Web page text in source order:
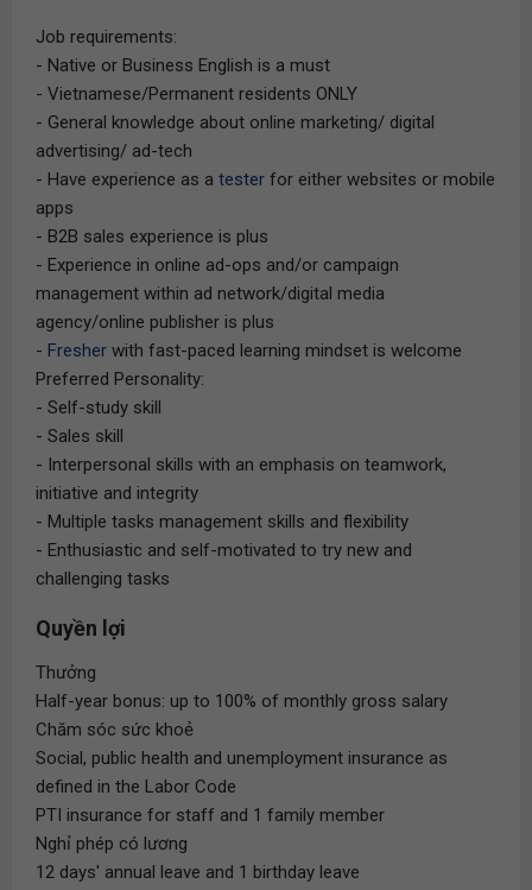
Job requirements:
- Native or Business English is a must
- Vietnamese/Permanent residents ONLY
- General knowledge about online marketing/ digital
advertising/ ad-tech
- Have experience as a tester for either websites or mobile
apps
- B2B sales experience is plus
- Experience in online ad-ops and/or campaign
management within ad network/digital media
agency/online publisher is plus
- Fresher with fast-paced learning mindset is welcome
Preferred Personality:
- Self-study skill
- Sales skill
- Interpersonal skills with an emphasis on teamwork,
initiative and integrity
- Multiple tasks management skills and flexibility
- Enthusiastic and self-motivated to try new and
challenging tasks
Quyền lợi
Thưởng
Half-year bonus: up to 100% of monthly gross salary
Chăm sóc sức khoẻ
Social, public health and unemployment insurance as
defined in the Labor Code
PTI insurance for staff and 1 family member
Nghỉ phép có lương
12 days' annual leave and 1 birthday leave